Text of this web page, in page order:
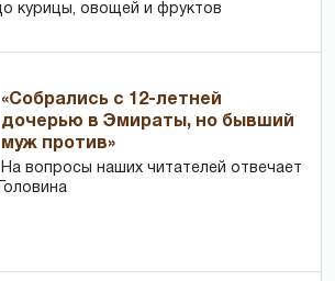
курицы, овощей и фруктов
«Собрались с 12-летней
дочерью в Эмираты, но бывший
муж против»
На вопросы наших читателей отвечает